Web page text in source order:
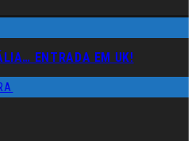
ENTRADA EM UK!